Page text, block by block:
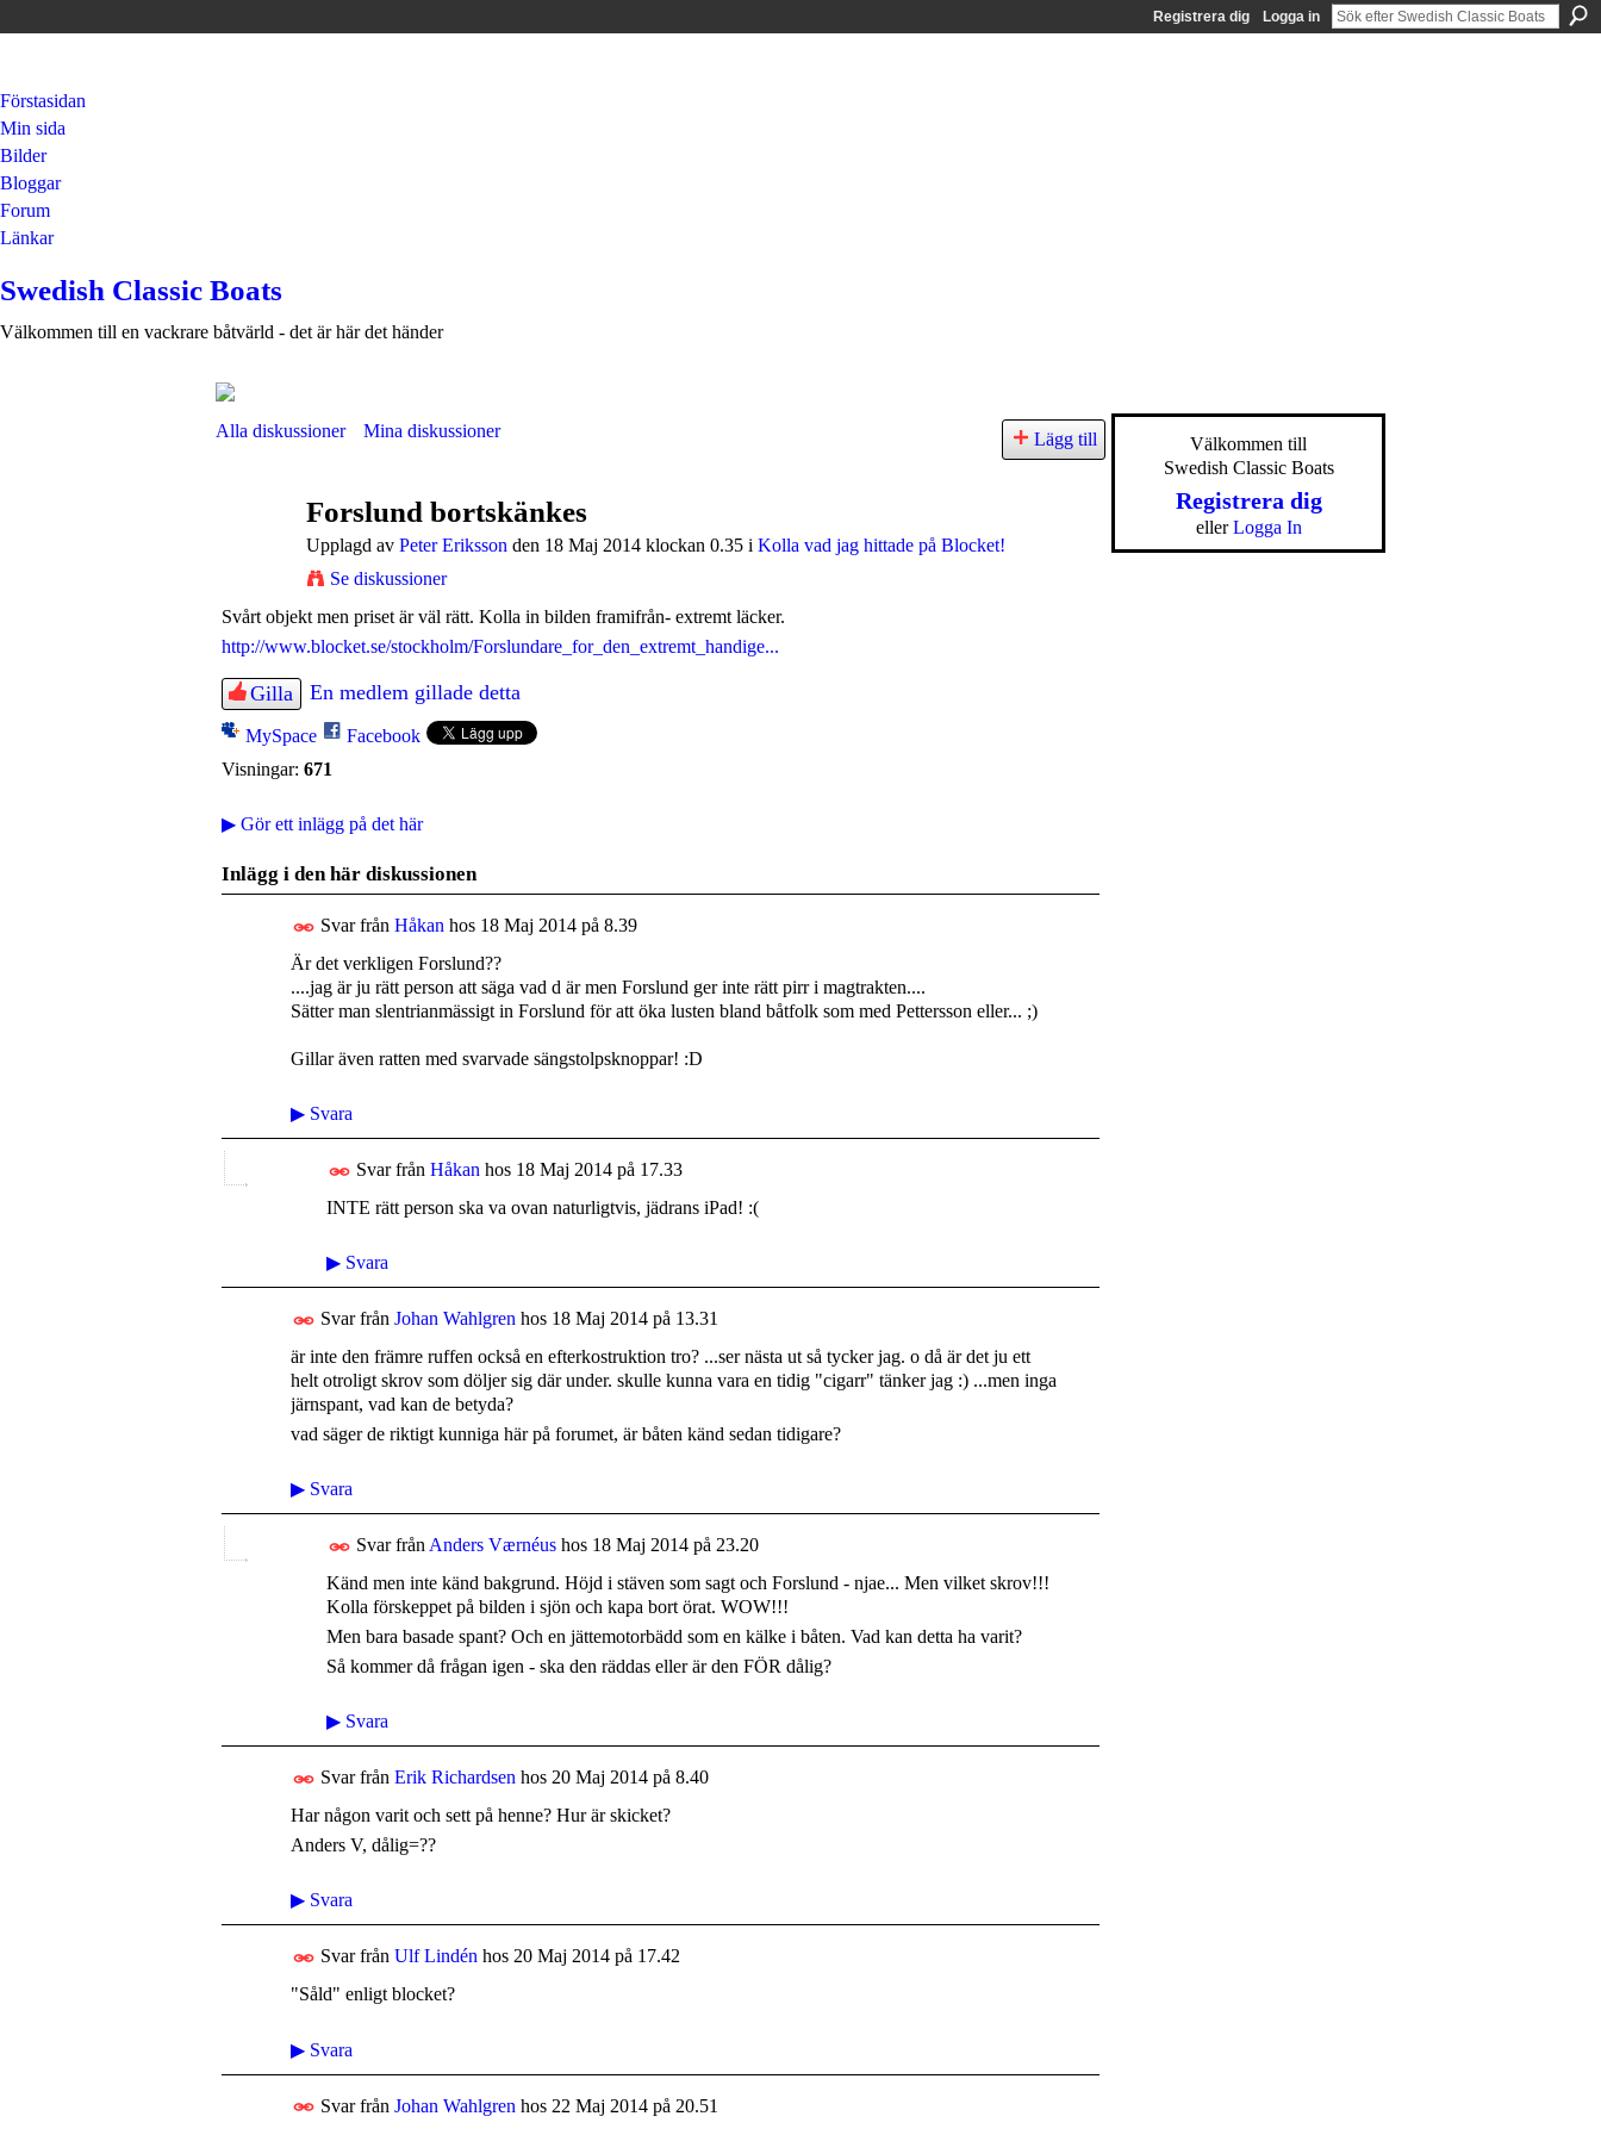
Registrera dig Logga in
Förstasidan
Min sida
Bilder
Bloggar
Forum
Länkar
Swedish Classic Boats
Välkommen till en vackrare båtvärld - det är här det händer
Alla diskussioner Mina diskussioner Lägg till
Forslund bortskänkes
Upplagd av Peter Eriksson den 18 Maj 2014 klockan 0.35 i Kolla vad jag hittade på Blocket!
Se diskussioner
Svårt objekt men priset är väl rätt. Kolla in bilden framifrån- extremt läcker.
http://www.blocket.se/stockholm/Forslundare_for_den_extremt_handige...
Gilla En medlem gillade detta
MySpace
Facebook
Visningar: 671
▶ Gör ett inlägg på det här
Inlägg i den här diskussionen
Svar från Håkan hos 18 Maj 2014 på 8.39
Är det verkligen Forslund??
....jag är ju rätt person att säga vad d är men Forslund ger inte rätt pirr i magtrakten....
Sätter man slentrianmässigt in Forslund för att öka lusten bland båtfolk som med Pettersson eller... ;)
Gillar även ratten med svarvade sängstolpsknoppar! :D
▶ Svara
Svar från Håkan hos 18 Maj 2014 på 17.33
INTE rätt person ska va ovan naturligtvis, jädrans iPad! :(
▶ Svara
Svar från Johan Wahlgren hos 18 Maj 2014 på 13.31
är inte den främre ruffen också en efterkostruktion tro? ...ser nästa ut så tycker jag. o då är det ju ett
helt otroligt skrov som döljer sig där under. skulle kunna vara en tidig "cigarr" tänker jag :) ...men inga
järnspant, vad kan de betyda?
vad säger de riktigt kunniga här på forumet, är båten känd sedan tidigare?
▶ Svara
Svar frånAnders Værnéus hos 18 Maj 2014 på 23.20
Känd men inte känd bakgrund. Höjd i stäven som sagt och Forslund - njae... Men vilket skrov!!!
Kolla förskeppet på bilden i sjön och kapa bort örat. WOW!!!
Men bara basade spant? Och en jättemotorbädd som en kälke i båten. Vad kan detta ha varit?
Så kommer då frågan igen - ska den räddas eller är den FÖR dålig?
▶ Svara
Svar från Erik Richardsen hos 20 Maj 2014 på 8.40
Har någon varit och sett på henne? Hur är skicket?
Anders V, dålig=??
▶ Svara
Svar från Ulf Lindén hos 20 Maj 2014 på 17.42
"Såld" enligt blocket?
▶ Svara
Svar från Johan Wahlgren hos 22 Maj 2014 på 20.51
Välkommen till
Swedish Classic Boats
Registrera dig
ellerLogga In